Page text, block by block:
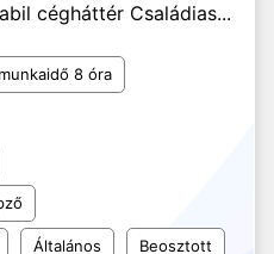
cégháttér Családias...
8 óra
Általános Beosztott